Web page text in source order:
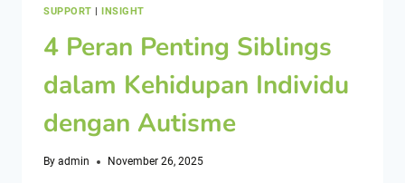
SUPPORT |INSIGHT
4 Peran Penting Siblings
dalam Kehidupan Individu
dengan Autisme
By admin November 26, 2025